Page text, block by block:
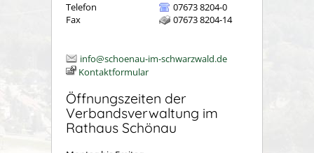
Telefon
07673 8204-0
Fax
07673 8204-14
info@schoenau-im-schwarzwald.de
Kontaktformular
Öffnungszeiten der
Verbandsverwaltung im
Rathaus Schönau